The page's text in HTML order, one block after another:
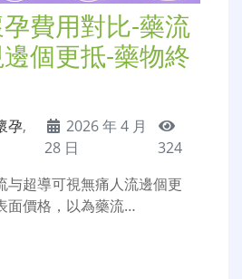
費用對比-藥流
個更抵-藥物終
孕,
2026 年 4 月
28 日
324
与超導可視無痛人流邊個更
面價格，以為藥流…